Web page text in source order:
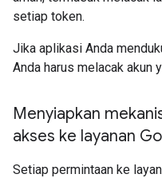
setiap token.
Jika aplikasi Anda
Anda harus melacak akun
Menyiapkan
akses ke layanan
Setiap permintaan ke